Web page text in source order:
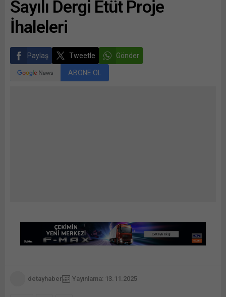
Sayılı Dergi Etüt Proje
İhaleleri
Paylaş Tweetle Gönder
ABONE OL
detayhaber Yayınlama: 13.11.2025